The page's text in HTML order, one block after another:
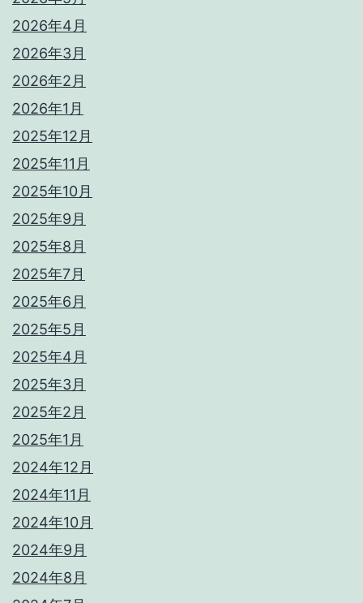
2026年4月
2026年3月
2026年2月
2026年1月
2025年12月
2025年11月
2025年10月
2025年9月
2025年8月
2025年7月
2025年6月
2025年5月
2025年4月
2025年3月
2025年2月
2025年1月
2024年12月
2024年11月
2024年10月
2024年9月
2024年8月